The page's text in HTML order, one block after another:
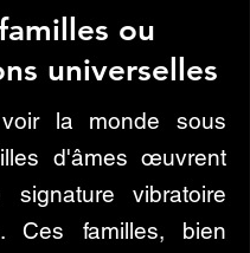
ou
universelles
la monde sous
d'âmes œuvrent
vibratoire
Ces familles, bien